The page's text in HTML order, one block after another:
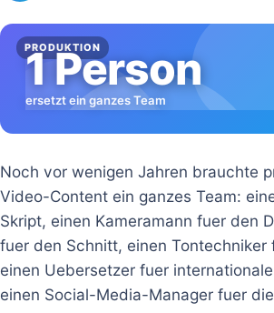
PRODUKTION
1 Person
ersetzt ein ganzes Team
Noch vor wenigen Jahren brauchte
Video-Content ein ganzes Team:
Skript, einen Kameramann fuer den
fuer den Schnitt, einen Tontechniker
einen Uebersetzer fuer
einen Social-Media-Manager fuer die